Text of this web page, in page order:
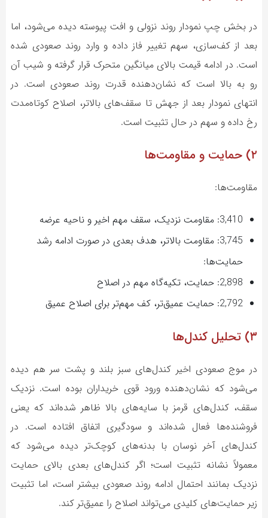
در بخش چپ نمودار روند نزولی و افت پیوسته دیده می‌شود، اما
بعد از کف‌سازی، سهم تغییر فاز داده و وارد روند صعودی شده
است. در ادامه قیمت بالای میانگین متحرک قرار گرفته و شیب آن
رو به بالا است که نشان‌دهنده قدرت روند صعودی است. در
انتهای نمودار بعد از جهش تا سقف‌های بالاتر، اصلاح کوتاه‌مدت
رخ داده و سهم در حال تثبیت است.
۲) حمایت و مقاومت‌ها
مقاومت‌ها:
3,410: مقاومت نزدیک، سقف مهم اخیر و ناحیه عرضه
3,745: مقاومت بالاتر، هدف بعدی در صورت ادامه رشد
حمایت‌ها:
2,898: حمایت، تکیه‌گاه مهم در اصلاح
2,792: حمایت عمیق‌تر، کف مهم‌تر برای اصلاح عمیق
۳) تحلیل کندل‌ها
در موج صعودی اخیر کندل‌های سبز بلند و پشت سر هم دیده
می‌شود که نشان‌دهنده ورود قوی خریداران بوده است. نزدیک
سقف، کندل‌های قرمز با سایه‌های بالا ظاهر شده‌اند که یعنی
فروشنده‌ها فعال شده‌اند و سودگیری اتفاق افتاده است. در
کندل‌های آخر نوسان با بدنه‌های کوچک‌تر دیده می‌شود که
معمولاً نشانه تثبیت است؛ اگر کندل‌های بعدی بالای حمایت
نزدیک بمانند احتمال ادامه روند صعودی بیشتر است، اما تثبیت
زیر حمایت‌های کلیدی می‌تواند اصلاح را عمیق‌تر کند.